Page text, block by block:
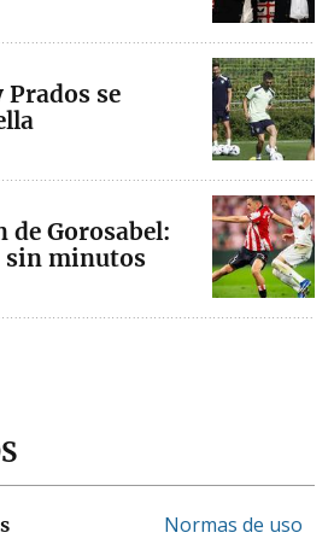
Prados se
Gorosabel:
sin minutos
Normas de uso